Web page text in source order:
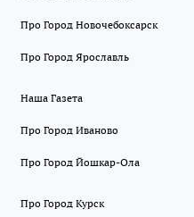
Про Город Новочебоксарск
Про Город Ярославль
Наша Газета
Про Город Иваново
Про Город Йошкар-Ола
Про Город Курск